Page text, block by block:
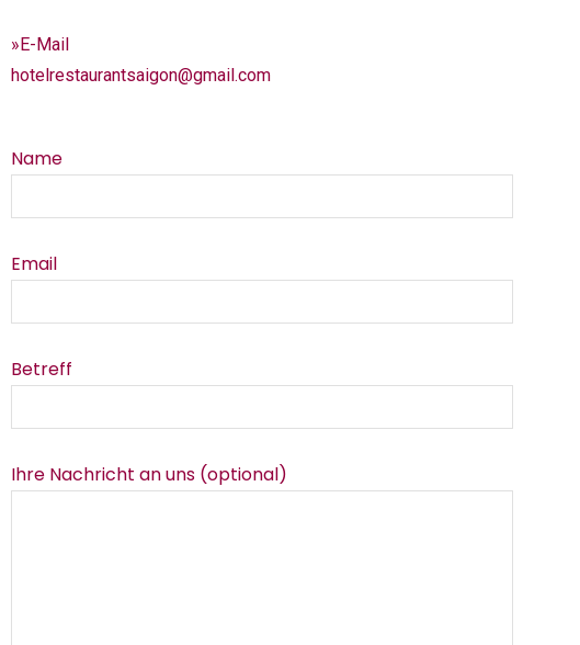
»E-Mail
hotelrestaurantsaigon@gmail.com
Name
Email
Betreff
Ihre Nachricht an uns (optional)